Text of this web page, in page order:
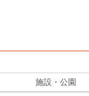
施設・公園